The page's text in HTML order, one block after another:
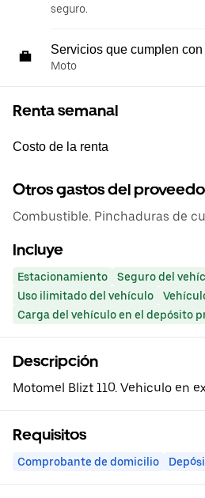
seguro.
Servicios que cumplen
Moto
Renta semanal
Costo de la renta
Otros gastos del
Combustible. Pinchaduras de
Incluye
Estacionamiento Seguro del
Uso ilimitado del vehículo
Carga del vehículo en el depósito
Descripción
Motomel Blizt 110. Vehiculo en
Requisitos
Comprobante de domicilio